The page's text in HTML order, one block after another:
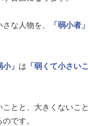
な人物を、 「弱小者」
小」 は 「弱くて小さいこ
ことと、大きくないこ
です。